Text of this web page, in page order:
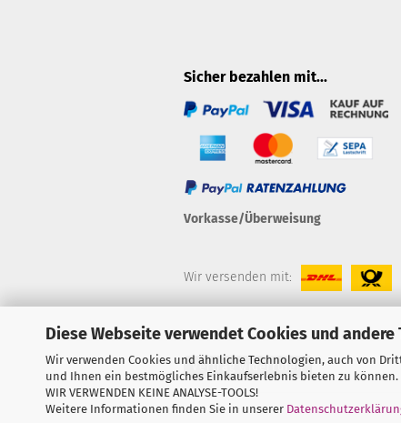
Diese Webseite verwendet Cookies und
Wir verwenden Cookies und ähnliche Technologien, auch von
und Ihnen ein bestmögliches Einkaufserlebnis bieten zu können.
WIR VERWENDEN KEINE ANALYSE-TOOLS!
Weitere Informationen finden Sie in unserer
Sicher bezahlen mit...
Vorkasse/Überweisung
Wir versenden mit:
Vertrag widerrufen